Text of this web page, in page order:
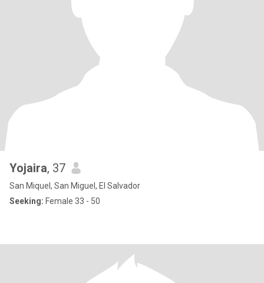
Yojaira, 37
San Miquel, San Miguel, El Salvador
Seeking: Female 33 - 50